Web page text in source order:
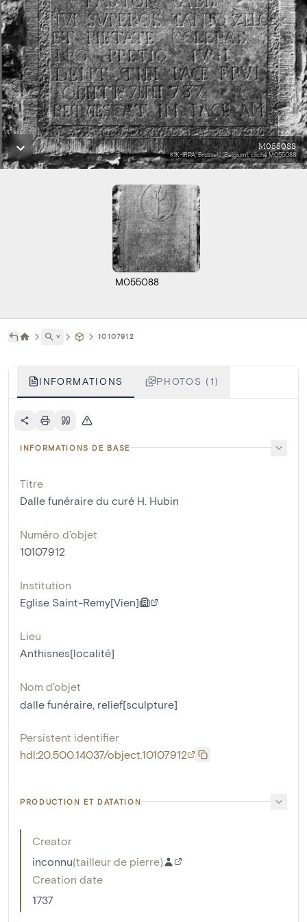
M055088
KIK-IRPA, Brussels (Belgium), cliché M055088
M055088
˅ 10107912
INFORMATIONS PHOTOS (1)
INFORMATIONS DE BASE
Titre
Dalle funéraire du curé H. Hubin
Numéro d'objet
10107912
Institution
Eglise Saint-Remy[Vien]
Lieu
Anthisnes[localité]
Nom d'objet
dalle funéraire relief[sculpture]
Persistent identifier
hdl:20.500.14037/object.10107912
PRODUCTION ET DATATION
Creator
inconnu(tailleur de pierre)
Creation date
1737